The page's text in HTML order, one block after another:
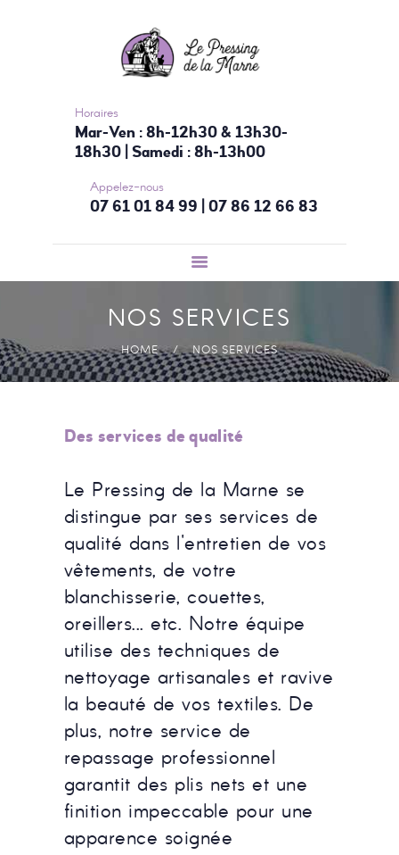
Horaires
Mar-Ven : 8h-12h30 & 13h30-
18h30 | Samedi : 8h-13h00
Appelez-nous
07 61 01 84 99 | 07 86 12 66 83
NOS SERVICES
HOME NOS SERVICES
NOS SERVICES
TARIFS
CONTACTEZ-
NOUS
Des services de qualité
Le Pressing de la Marne se
distingue par ses services de
qualité dans l'entretien de vos
vêtements, de votre
blanchisserie, couettes,
oreillers... etc. Notre équipe
utilise des techniques de
nettoyage artisanales et ravive
la beauté de vos textiles. De
plus, notre service de
repassage professionnel
garantit des plis nets et une
finition impeccable pour une
apparence soignée